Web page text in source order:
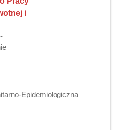
i
Epidemiologiczna